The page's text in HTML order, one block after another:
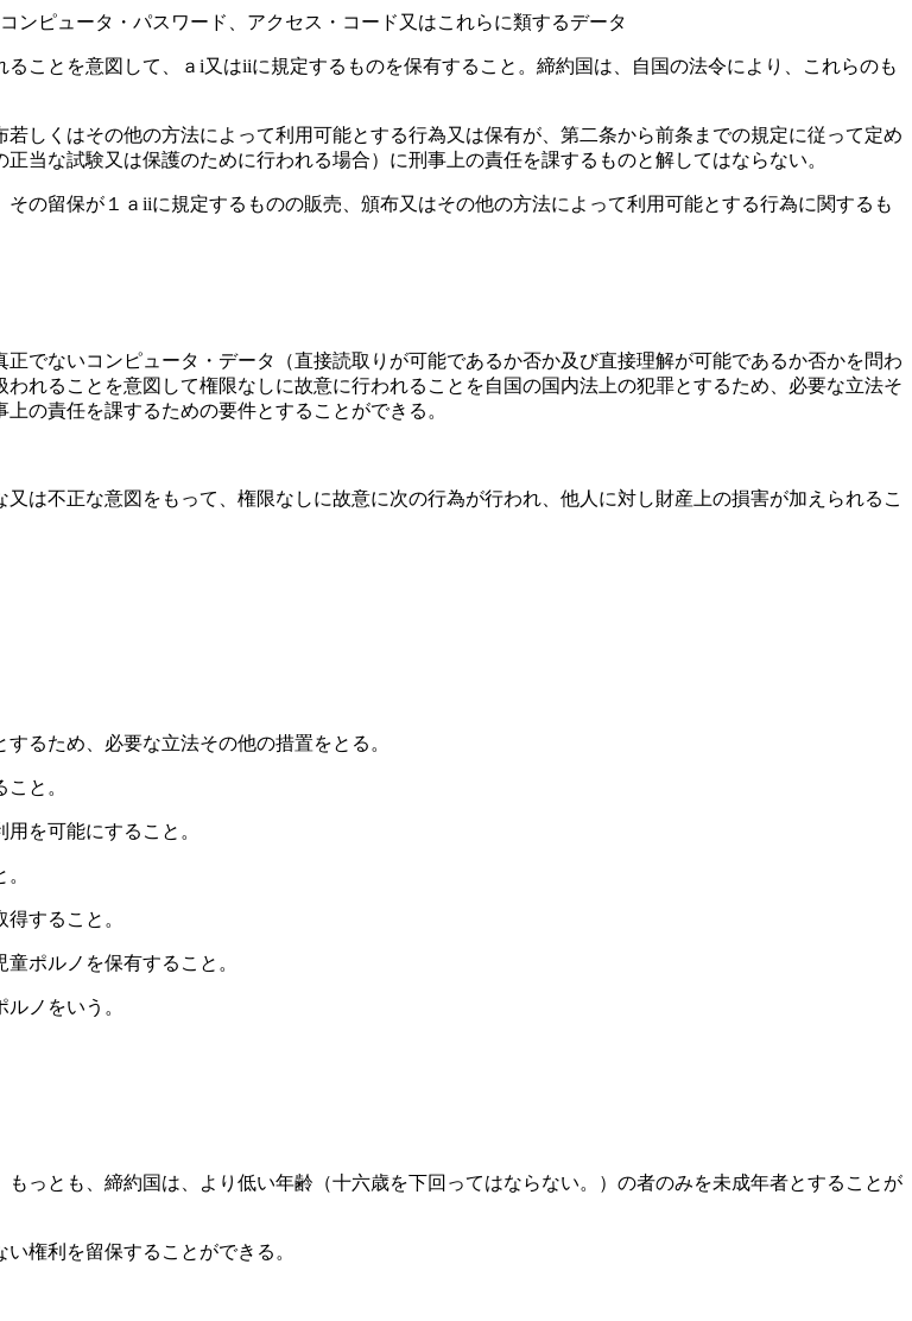
ュータ・パスワード、アクセス・コード又はこれらに類するデータ
とを意図して、ａi又はiiに規定するものを保有すること。締約国は、自国の法令により、これらのも
しくはその他の方法によって利用可能とする行為又は保有が、第二条から前条までの規定に従って定め
当な試験又は保護のために行われる場合）に刑事上の責任を課するものと解してはならない。
留保が１ａiiに規定するものの販売、頒布又はその他の方法によって利用可能とする行為に関するも
でないコンピュータ・データ（直接読取りが可能であるか否か及び直接理解が可能であるか否かを問わ
れることを意図して権限なしに故意に行われることを自国の国内法上の犯罪とするため、必要な立法そ
の責任を課するための要件とすることができる。
は不正な意図をもって、権限なしに故意に次の行為が行われ、他人に対し財産上の損害が加えられるこ
るため、必要な立法その他の措置をとる。
と。
を可能にすること。
すること。
ポルノを保有すること。
ノをいう。
とも、締約国は、より低い年齢（十六歳を下回ってはならない。）の者のみを未成年者とすることが
権利を留保することができる。